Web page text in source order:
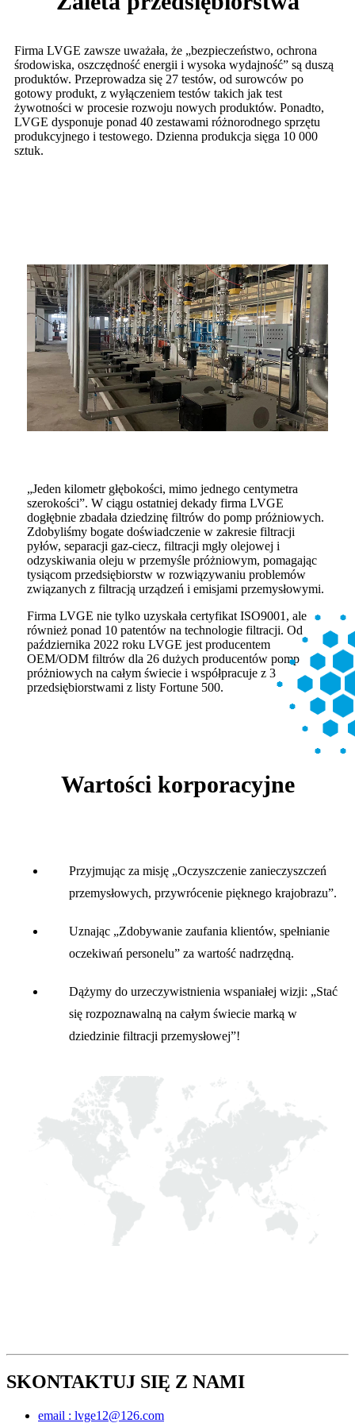
Firma LVGE zawsze uważała, że ​​„bezpieczeństwo, ochrona
środowiska, oszczędność energii i wysoka wydajność” są duszą
produktów. Przeprowadza się 27 testów, od surowców po
gotowy produkt, z wyłączeniem testów takich jak test
żywotności w procesie rozwoju nowych produktów. Ponadto,
LVGE dysponuje ponad 40 zestawami różnorodnego sprzętu
produkcyjnego i testowego. Dzienna produkcja sięga 10 000
sztuk.
„Jeden kilometr głębokości, mimo jednego centymetra
szerokości”. W ciągu ostatniej dekady firma LVGE
dogłębnie zbadała dziedzinę filtrów do pomp próżniowych.
Zdobyliśmy bogate doświadczenie w zakresie filtracji
pyłów, separacji gaz-ciecz, filtracji mgły olejowej i
odzyskiwania oleju w przemyśle próżniowym, pomagając
tysiącom przedsiębiorstw w rozwiązywaniu problemów
związanych z filtracją urządzeń i emisjami przemysłowymi.
Firma LVGE nie tylko uzyskała certyfikat ISO9001, ale
również ponad 10 patentów na technologie filtracji. Od
października 2022 roku LVGE jest producentem
OEM/ODM filtrów dla 26 dużych producentów pomp
próżniowych na całym świecie i współpracuje z 3
przedsiębiorstwami z listy Fortune 500.
Wartości korporacyjne
Przyjmując za misję „Oczyszczenie zanieczyszczeń
przemysłowych, przywrócenie pięknego krajobrazu”.
Uznając „Zdobywanie zaufania klientów, spełnianie
oczekiwań personelu” za wartość nadrzędną.
Dążymy do urzeczywistnienia wspaniałej wizji: „Stać
się rozpoznawalną na całym świecie marką w
dziedzinie filtracji przemysłowej”!
SKONTAKTUJ SIĘ Z NAMI
email : lvge12@126.com